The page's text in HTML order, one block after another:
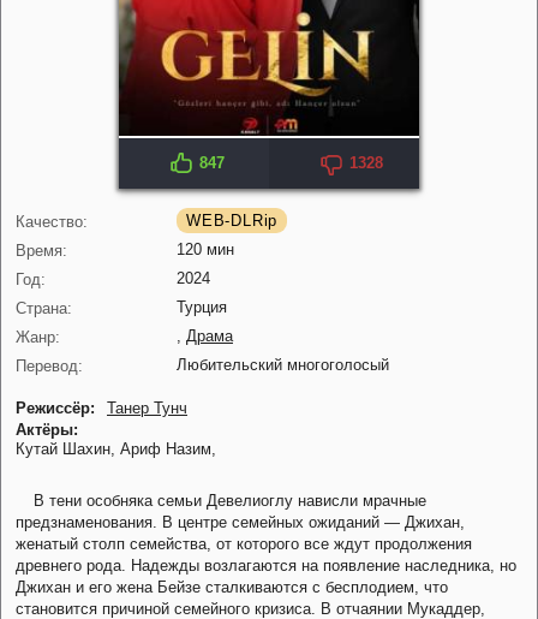
IMDB: 4.2 847 1328
Качество:
WEB-DLRip
Время:
120 мин
Год:
2024
Страна:
Турция
Жанр:
Драма
Перевод:
Любительский многоголосый
Режиссёр:
Танер Тунч
Актёры:
Кутай Шахин, Ариф Назим,
В тени особняка семьи Девелиоглу нависли мрачные
предзнаменования. В центре семейных ожиданий — Джихан,
женатый столп семейства, от которого все ждут продолжения
древнего рода. Надежды возлагаются на появление наследника, но
Джихан и его жена Бейзе сталкиваются с бесплодием, что
становится причиной семейного кризиса. В отчаянии Мукаддер,